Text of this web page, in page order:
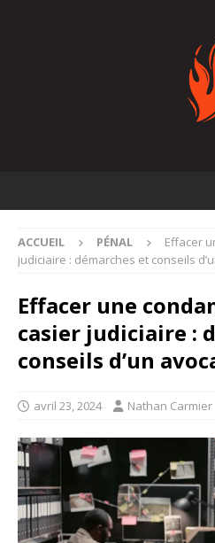
ACCUEIL PÉNAL
Effacer
judiciaire : démarches et conseils
Effacer une
casier judiciaire :
conseils d’un
avril 23, 2024 Nathan Carmier